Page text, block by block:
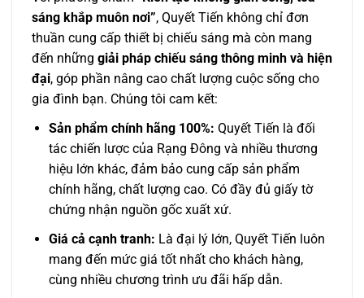
sáng khắp muôn nơi”, Quyết Tiến không chỉ đơn
thuần cung cấp thiết bị chiếu sáng mà còn mang
đến những giải pháp chiếu sáng thông minh và hiện
đại, góp phần nâng cao chất lượng cuộc sống cho
gia đình bạn. Chúng tôi cam kết:
Sản phẩm chính hãng 100%: Quyết Tiến là đối
tác chiến lược của Rạng Đông và nhiều thương
hiệu lớn khác, đảm bảo cung cấp sản phẩm
chính hãng, chất lượng cao. Có đầy đủ giấy tờ
chứng nhận nguồn gốc xuất xứ.
Giá cả cạnh tranh: Là đại lý lớn, Quyết Tiến luôn
mang đến mức giá tốt nhất cho khách hàng,
cùng nhiều chương trình ưu đãi hấp dẫn.